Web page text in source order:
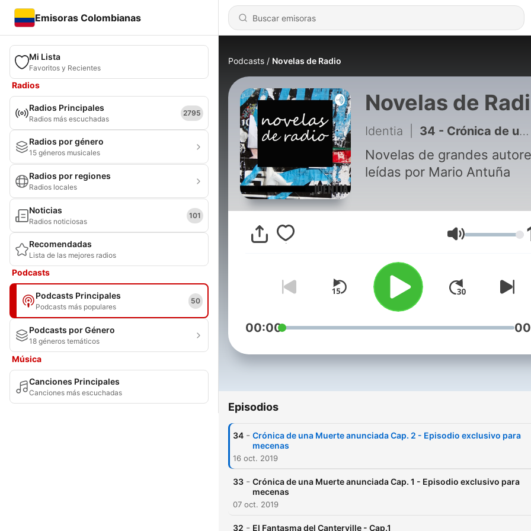
Emisoras Colombianas
Mi Lista
Favoritos y Recientes
Radios
Radios Principales
Radios más escuchadas
2795
Radios por género
15 géneros musicales
Radios por regiones
Radios locales
Noticias
Radios noticiosas
101
Recomendadas
Lista de las mejores radios
Podcasts
Podcasts Principales
Podcasts más populares
50
Podcasts por Género
18 géneros temáticos
Música
Canciones Principales
Canciones más escuchadas
Podcasts Novelas de Radio
Novelas de
Identia 34 - Crónica de una Muerte anunciada Cap. 2 - Episodio exclusivo para mecenas
Novelas de grandes
leídas por Mario Antuña
Volumen
00:00
Episodios
34 - Crónica de una Muerte anunciada Cap. 2 - Episodio exclusivo para
mecenas
16 oct. 2019
33 - Crónica de una Muerte anunciada Cap. 1 - Episodio exclusivo para
mecenas
07 oct. 2019
32 - El Fantasma del Canterville - Cap.1